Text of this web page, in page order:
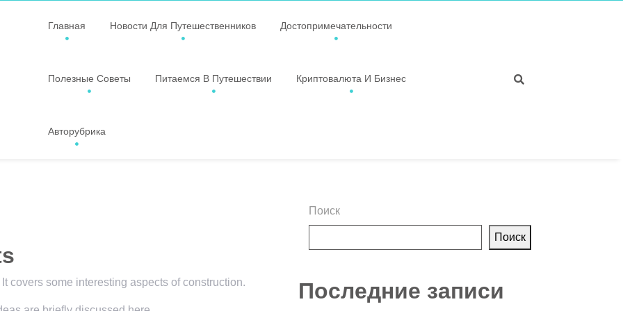
Главная Новости Для Путешественников Достопримечательности
Полезные Советы Питаемся В Путешествии Криптовалюта И Бизнес
Авторубрика
covers some interesting aspects of construction.
Поиск
Поиск
Последние записи